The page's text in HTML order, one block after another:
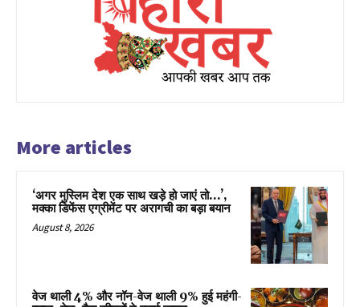
More articles
‘अगर मुस्लिम देश एक साथ खड़े हो जाएं तो…’,
मक्का डिफेंस एग्रीमेंट पर अरागची का बड़ा बयान
August 8, 2026
वेज थाली 4% और नॉन-वेज थाली 9% हुई महंगी-